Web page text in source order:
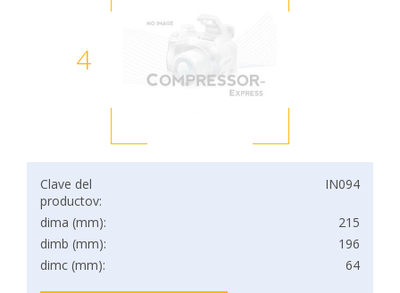
4
Clave del
productov:
IN094
dima (mm):
215
dimb (mm):
196
dimc (mm):
64